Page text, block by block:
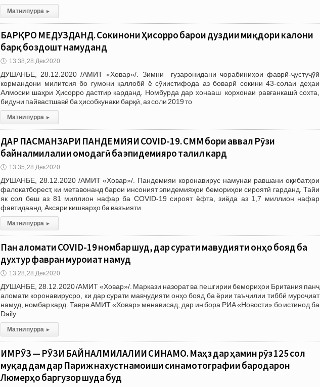
Матни пурра ▸
БАРҚРО МЕДУЗДАНД. Сокинони Ҳисорро барои дуздии миқдори калони
барқ боздошт намуданд
🕔 13:38, 28.Дек 2020
ДУШАНБЕ, 28.12.2020 /АМИТ «Ховар»/. Зимни гузаронидани чорабиниҳои фаврӣ-ҷустуҷӯӣ
кормандони милитсия бо гумони қаллобӣ ё сӯиистифода аз боварӣ сокини 43-солаи деҳаи
Алмосии шаҳри Ҳисорро дастгир карданд. Номбурда дар хонааш корхонаи равғанкашӣ сохта,
бидуни пайвастшавӣ ба ҳисобкунаки барқӣ, аз соли 2019 то
Матни пурра ▸
ДАР ПАСМАНЗАРИ ПАНДЕМИЯИ COVID-19. СММ бори аввал Рӯзи
байналмилалии омодагӣ ба эпидемияро таҷлил кард
🕔 13:35, 28.Дек 2020
ДУШАНБЕ, 28.12.2020 /АМИТ «Ховар»/. Пандемияи коронавирус намунаи равшани оқибатҳои
фалокатборест, ки метавонанд барои инсоният эпидемияҳои бемориҳои сироятӣ гарданд. Тайи
як сол беш аз 81 миллион нафар ба COVID-19 сироят ёфта, зиёда аз 1,7 миллион нафар
фавтидаанд. Аксари кишварҳо ба вазъияти
Матни пурра ▸
Панҷ аломати COVID-19 номбар шуд, дар сурати мавҷудияти онҳо бояд ба
духтур фавран муроҷиат намуд
🕔 13:28, 28.Дек 2020
ДУШАНБЕ, 28.12.2020 /АМИТ «Ховар»/. Маркази назорат ва пешгирии бемориҳои Британия панҷ
аломати коронавирусро, ки дар сурати мавҷудияти онҳо бояд ба ёрии таъҷилии тиббӣ муроҷиат
намуд, номбар кард. Тавре АМИТ «Ховар» менависад, дар ин бора РИА «Новости» бо истинод ба
Daily
Матни пурра ▸
ИМРӮЗ — РӮЗИ БАЙНАЛМИЛАЛИИ СИНАМО. Маҳз дар ҳамин рӯз 125 сол
муқаддам дар Париж нахустнамоиши синамотографии бародарон
Люмерҳо баргузор шуда буд